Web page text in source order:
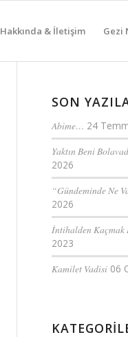
Hakkında & İletişim Gezi
SON
Abime… 24
Yaktın Beni
2026
“Gündeminde Ne
2026
İntihalden
2023
Kamilet Vadisi 06